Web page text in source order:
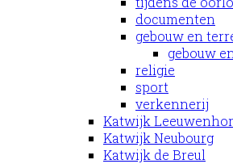
documenten
gebouw en
gebouw
religie
sport
verkennerij
Katwijk
Katwijk Neubourg
Katwijk de Breul